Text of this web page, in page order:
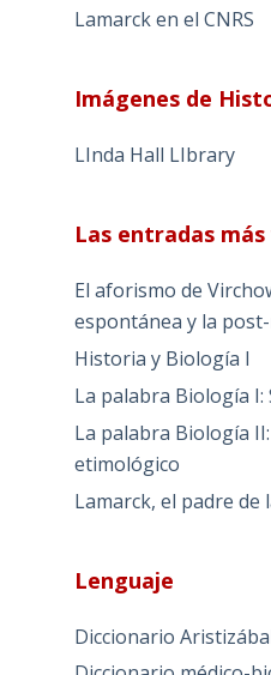
Lamarck en el CNRS
Imágenes de
LInda Hall LIbrary
Las entradas
El aforismo de
espontánea y la
Historia y Biología I
La palabra Biología I:
La palabra Biología
etimológico
Lamarck, el padre de
Lenguaje
Diccionario